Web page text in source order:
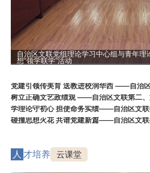
自治区文联党组理论学习中心组与青年理
想“领学联学”活动
学理论守初心 担使命务实绩——自治区文
人 才培养 云课堂